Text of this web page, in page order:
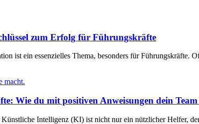
zum Erfolg für Führungskräfte
ist ein essenzielles Thema, besonders für Führungskräfte.
Wie du mit positiven Anweisungen dein Team
Intelligenz (KI) ist nicht nur ein nützlicher Helfer,